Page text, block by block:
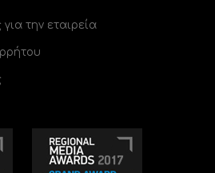
την εταιρεία